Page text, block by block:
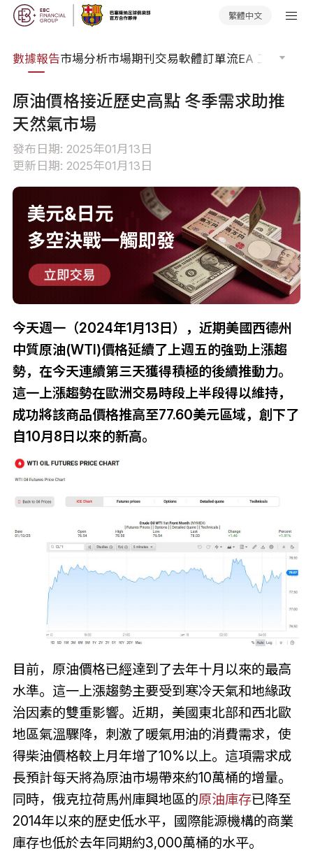
繁體中文
數據報告市場分析市場期刊交易軟體訂單流EA 工具庫
原油價格接近歷史高點 冬季需求助推
天然氣市場
發布日期: 2025年01月13日
更新日期: 2025年01月13日
今天週一（2024年1月13日），近期美國西德州
中質原油(WTI)價格延續了上週五的強勁上漲趨
勢，在今天連續第三天獲得積極的後續推動力。
這一上漲趨勢在歐洲交易時段上半段得以維持，
成功將該商品價格推高至77.60美元區域，創下了
自10月8日以來的新高。
目前，原油價格已經達到了去年十月以來的最高
水準。這一上漲趨勢主要受到寒冷天氣和地緣政
治因素的雙重影響。近期，美國東北部和西北歐
地區氣溫驟降，刺激了暖氣用油的消費需求，使
得柴油價格較上月年增了10%以上。這項需求成
長預計每天將為原油市場帶來約10萬桶的增量。
同時，俄克拉荷馬州庫興地區的原油庫存已降至
2014年以來的歷史低水平，國際能源機構的商業
庫存也低於去年同期約3,000萬桶的水平。